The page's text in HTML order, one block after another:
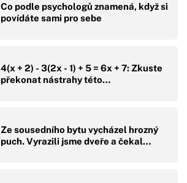
Co podle psychologů znamená, když si
povídáte sami pro sebe
4(x + 2) - 3(2x - 1) + 5 = 6x + 7: Zkuste
překonat nástrahy této…
Ze sousedního bytu vycházel hrozný
puch. Vyrazili jsme dveře a čekal…